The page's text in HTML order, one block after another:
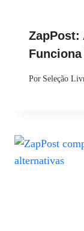
ZapPost:
Por Seleção